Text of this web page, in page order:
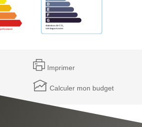
Imprimer
Calculer mon budget